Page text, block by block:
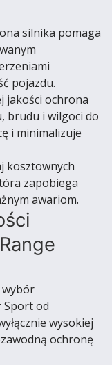
silnika pomaga
pojazdu.
jakości ochrona
brudu i wilgoci do
i minimalizuje
kosztownych
zapobiega
awariom.
wybór
Sport od
wysokiej
ochronę